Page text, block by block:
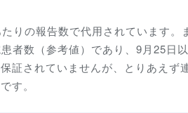
りの報告数で代用されています。
者数（参考値）であり、9月25日
証されていませんが、とりあえず
す。